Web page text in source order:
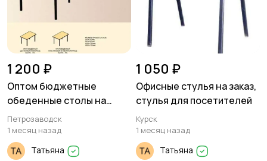
1 200 ₽
Оптом бюджетные
обеденные столы на
металлокаркасе
Петрозаводск
1 месяц назад
Татьяна
1 050 ₽
Офисные стулья на заказ,
стулья для посетителей
Курск
1 месяц назад
Татьяна